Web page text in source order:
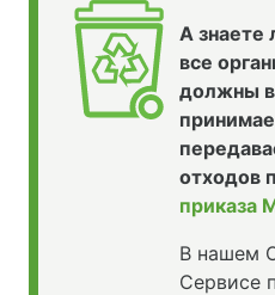
А знаете
все
должны
отходов
приказа
В нашем
Сервисе